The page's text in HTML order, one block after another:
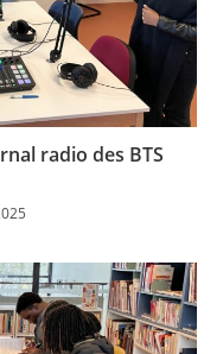
radio des BTS